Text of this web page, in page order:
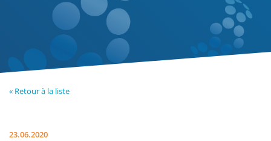
« Retour à la liste
23.06.2020